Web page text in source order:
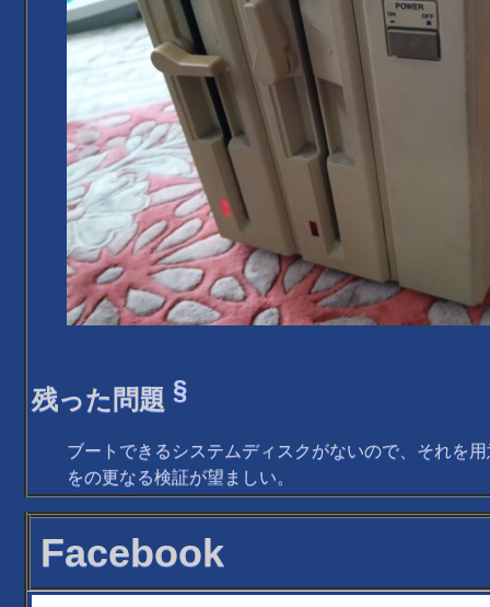
残った問題 §
ブートできるシステムディスクがないので、それを
をの更なる検証が望ましい。
Facebook